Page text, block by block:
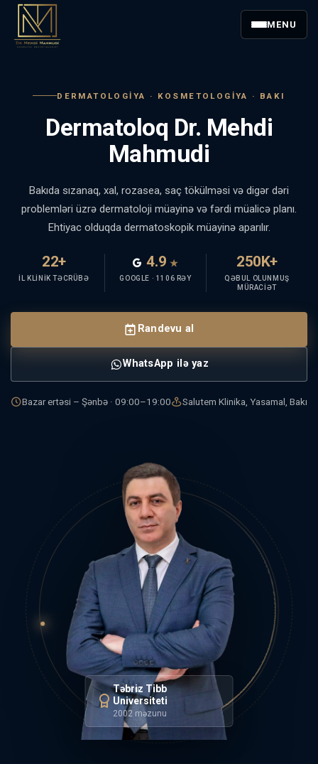
MENU
DERMATOLOGIYA · KOSMETOLOGIYA · BAKI
Dermatoloq Dr. Mehdi
Mahmudi
Bakıda sızanaq, xal, rozasea, saç tökülməsi və digər dəri
problemləri üzrə dermatoloji müayinə və fərdi müalicə planı.
Ehtiyac olduqda dermatoskopik müayinə aparılır.
22+
İL KLINIK TƏCRÜBƏ
4.9 ★
GOOGLE · 1106 RƏY
250K+
QƏBUL OLUNMUŞ
MÜRACIƏT
Randevu al
WhatsApp ilə yaz
Bazar ertəsi – Şənbə · 09:00–19:00 Salutem Klinika, Yasamal, Bakı
Təbriz Tibb
Universiteti
2002 məzunu